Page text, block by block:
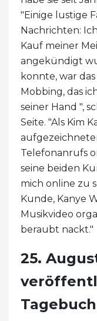
"Einige lustige
Nachrichten:
Kauf meiner
angekündigt
konnte, war
Mobbing, das
seiner Hand ",
Seite. "Als Kim
Telefonanrufs
seine beiden
mich online zu
Kunde, Kanye
Musikvideo
beraubt nackt."
25.